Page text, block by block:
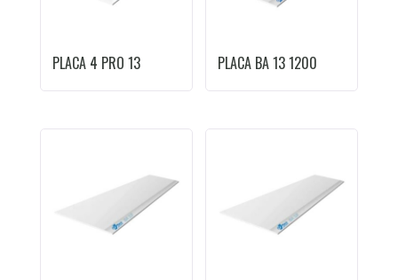
PLACA 4 PRO 13 PLACA BA 13 1200